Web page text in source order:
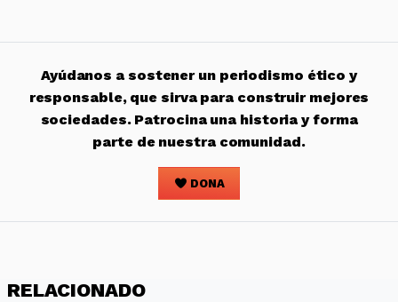
Ayúdanos a sostener un periodismo ético y
responsable, que sirva para construir mejores
sociedades. Patrocina una historia y forma
parte de nuestra comunidad.
DONA
RELACIONADO